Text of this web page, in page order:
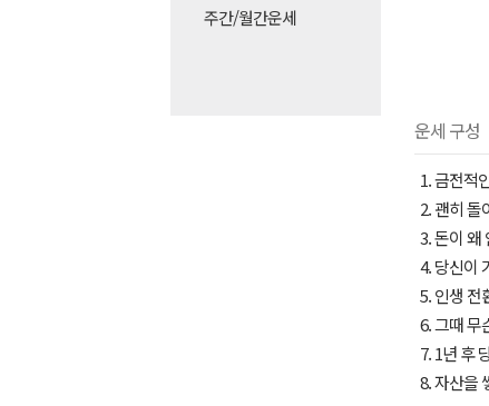
주간/월간운세
운세 구성
1. 금전적
2. 괜히 돌
3. 돈이 왜
4. 당신이
5. 인생 전
6. 그때 무
7. 1년 후
8. 자산을